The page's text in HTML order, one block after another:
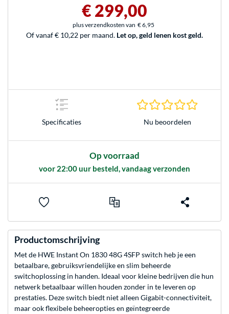
€ 299,00
plus verzendkosten van € 6,95
Of vanaf € 10,22 per maand. Let op, geld lenen kost geld.
Specificaties Nu beoordelen
Op voorraad
voor 22:00 uur besteld, vandaag verzonden
Productomschrijving
Met de HWE Instant On 1830 48G 4SFP switch heb je een
betaalbare, gebruiksvriendelijke en slim beheerde
switchoplossing in handen. Ideaal voor kleine bedrijven die hun
netwerk betaalbaar willen houden zonder in te leveren op
prestaties. Deze switch biedt niet alleen Gigabit-connectiviteit,
maar ook flexibele beheeropties en geïntegreerde